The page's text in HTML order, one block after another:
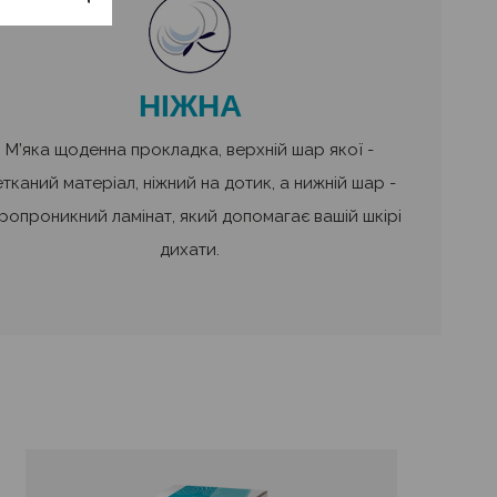
НІЖНА
М’яка щоденна прокладка, верхній шар якої -
матеріал, ніжний на дотик, а нижній шар -
ламінат, який допомагає вашій шкірі
дихати.